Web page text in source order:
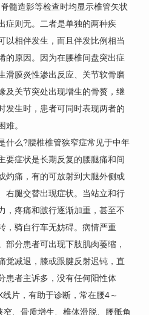
髓造影等检查时均显示椎管矢状
症则无。二者是单独的两种疾
以相伴发生，而且伴发比例相当
的原因。因为在腰椎间盘突出症
滑膜炎性渗出反应、关节软骨磨
及关节突处出现增生的骨赘，继
发生时，患者可同时表现两者的
难。
什么?腰椎椎管狭窄症常见于中年
要症状是长期反复的腰腿痛和间
灼痛，有的可放射到大腿外侧或
右腿交替出现症状。当站立和行
，疼痛和跛行逐渐加重，甚至不
，骑自行车无妨碍。病情严重
部分患者可出现下肢肌肉萎缩，
觉减退，膝或跟腱反射迟钝，直
患者主诉多，没有任何阳性体
片，有助于诊断，常在腰4～
、骨质增生、椎体滑脱、腰骶角